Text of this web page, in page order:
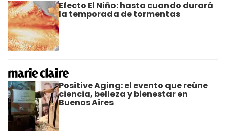
Efecto El Niño: hasta cuando durará
la temporada de tormentas
Positive Aging: el evento que reúne
ciencia, belleza y bienestar en
Buenos Aires